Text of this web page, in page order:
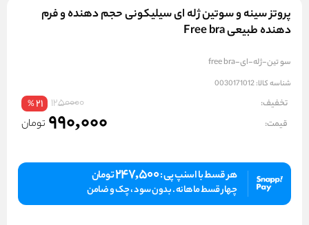
پروتز سینه و سوتین ژله ای سیلیکونی حجم دهنده و فرم
دهنده طبیعی Free bra
سو تین-ژله-ای-free bra
شناسه کالا:0030171012
تخفیف: 1250000
21
%
قیمت: 990,000 تومان
هر قسط با اسنپ پی :247,500تومان
چهار قسط ماهانه . بدون سود ، چک و ضامن